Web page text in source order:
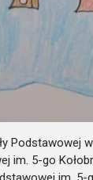
Podstawowej
im. 5-go